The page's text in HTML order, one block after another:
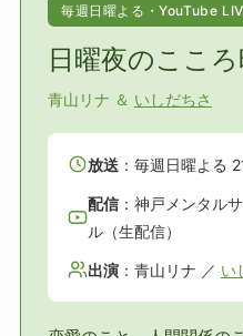
毎週日曜よる・YouTube
日曜夜のこころ
青山リナ ＆ いしだちさ
放送：毎週日曜よる
配信：神戸メンタル
ル（生配信）
出演：青山リナ ／ い